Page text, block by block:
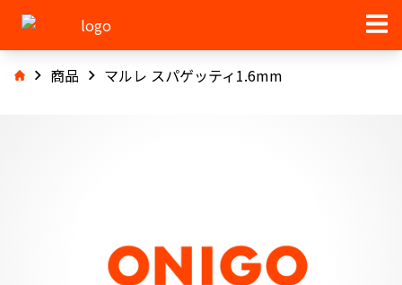
商品 マルレ スパゲッティ1.6mm